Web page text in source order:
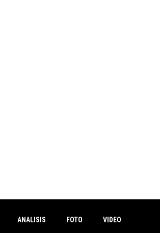
ANALISIS FOTO VIDEO